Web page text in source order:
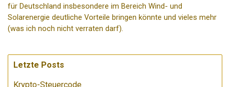
für Deutschland insbesondere im Bereich Wind- und
Solarenergie deutliche Vorteile bringen könnte und vieles mehr
(was ich noch nicht verraten darf).
Letzte Posts
Krypto-Steuercode